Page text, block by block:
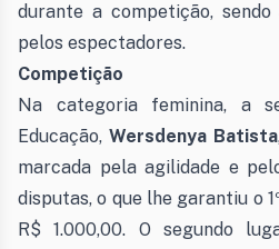
durante a competição,
pelos espectadores.
Competição
Na categoria feminina, a
Educação, Wersdenya Batista
marcada pela agilidade e
disputas, o que lhe garantiu o
R$ 1.000,00. O segundo